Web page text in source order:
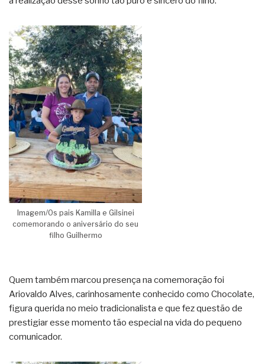
Imagem/Os pais Kamilla e Gilsinei
comemorando o aniversário do seu
filho Guilhermo
Quem também marcou presença na comemoração foi
Ariovaldo Alves, carinhosamente conhecido como Chocolate,
figura querida no meio tradicionalista e que fez questão de
prestigiar esse momento tão especial na vida do pequeno
comunicador.